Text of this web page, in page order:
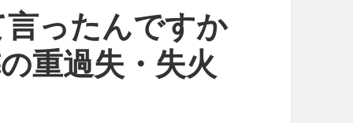
ったんですか
重過失・失火